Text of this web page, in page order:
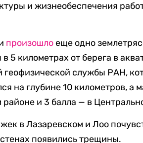
и жизнеобеспечения
произошлоеще одно
5 километрах от берега в
службы РАН,
на глубине 10 километров, а
и 3 балла — в
в Лазаревском и Лоо
появились трещины.